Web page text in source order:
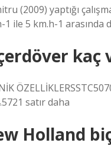
(2009) yaptığı
1 ile 5 km.h-1
kaç
satır daha
Holland